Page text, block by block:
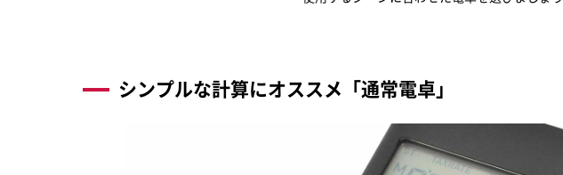
シンプルな計算にオススメ「通常電卓」